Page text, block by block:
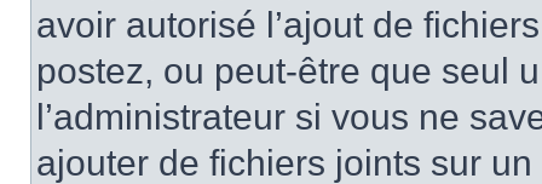
avoir autorisé l’ajout de
postez, ou peut-être que seul
l’administrateur si vous ne
ajouter de fichiers joints sur un